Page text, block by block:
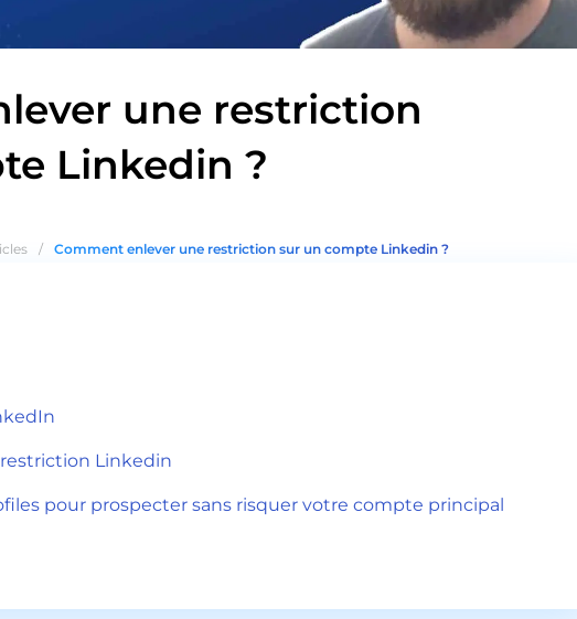
une restriction
Linkedin ?
/ Comment enlever une restriction sur un compte Linkedin ?
Linkedin
pour prospecter sans risquer votre compte principal